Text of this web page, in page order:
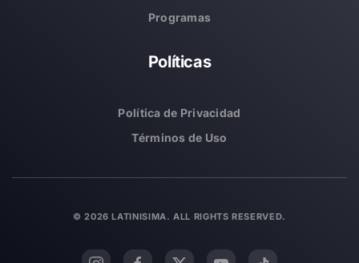
Programas
Políticas
Política de Privacidad
Términos de Uso
©2026 LATINISIMA. ALL RIGHTS RESERVED.